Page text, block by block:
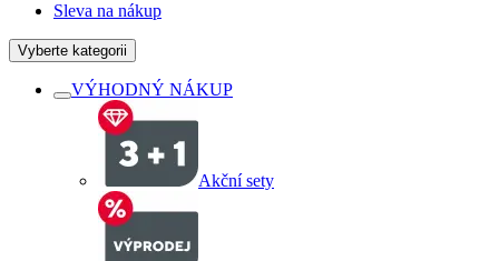
Sleva na nákup
Vyberte kategorii
VÝHODNÝ NÁKUP
Akční sety